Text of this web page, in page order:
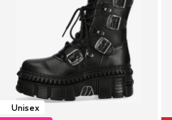
Unisex